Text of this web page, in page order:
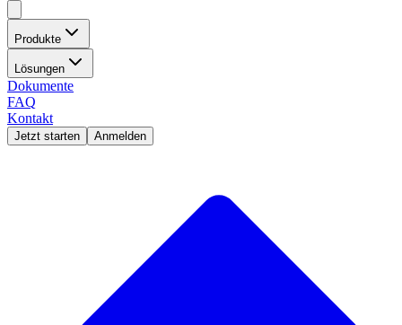
Produkte
Lösungen
Dokumente
FAQ
Kontakt
Jetzt starten Anmelden